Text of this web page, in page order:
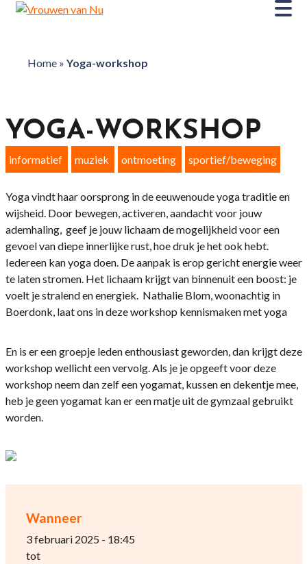
Home» Yoga-workshop
Wanneer
3 februari 2025 - 18:45
tot
YOGA-WORKSHOP
informatief muziek ontmoeting sportief/beweging
Yoga vindt haar oorsprong in de eeuwenoude yoga traditie en
wijsheid. Door bewegen, activeren, aandacht voor jouw
ademhaling, geef je jouw lichaam de mogelijkheid voor een
gevoel van diepe innerlijke rust, hoe druk je het ook hebt.
Iedereen kan yoga doen. De aanpak is erop gericht energie weer
te laten stromen. Het lichaam krijgt van binnenuit een boost: je
voelt je stralend en energiek. Nathalie Blom, woonachtig in
Boerdonk, laat ons in deze workshop kennismaken met yoga
En is er een groepje leden enthousiast geworden, dan krijgt deze
workshop wellicht een vervolg. Als je je opgeeft voor deze
workshop neem dan zelf een yogamat, kussen en dekentje mee,
heb je geen yogamat kan er een matje uit de gymzaal gebruikt
worden.